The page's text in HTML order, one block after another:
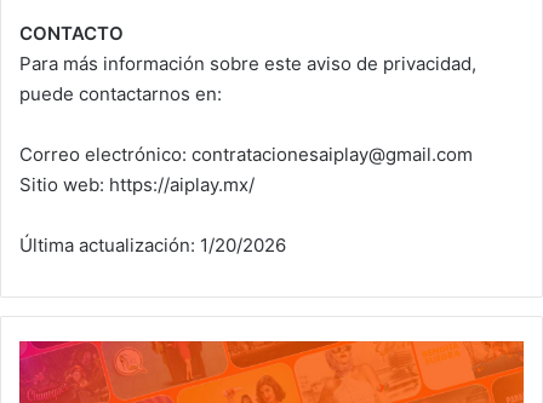
CONTACTO
Para más información sobre este aviso de privacidad,
puede contactarnos en:
Correo electrónico: contratacionesaiplay@gmail.com
Sitio web: https://aiplay.mx/
Última actualización: 1/20/2026